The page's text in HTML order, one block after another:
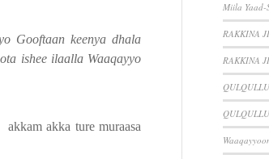
Gooftaan keenya dhala
ishee ilaalla Waaqayyo
akkam akka ture muraasa
Miila Yaad-
RAKKINA
RAKKINA